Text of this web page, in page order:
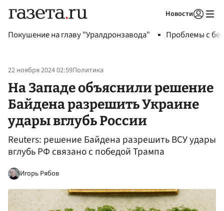
Новости
Покушение на главу "Уралдронзавода" Проблемы с
22 ноября 2024 02:59Политика
На Западе объяснили решение
Байдена разрешить Украине
удары вглубь России
Reuters: решение Байдена разрешить ВСУ удары
вглубь РФ связано с победой Трампа
Игорь Рябов